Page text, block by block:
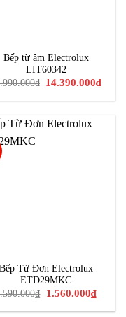
Bếp từ âm Electrolux
LIT60342
₫
Giá
là:
14.390.000₫Giá
hiện
tại
Bếp Từ Đơn Electrolux
ETD29MKC
₫
Giá
là:
1.560.000₫Giá
hiện
tại